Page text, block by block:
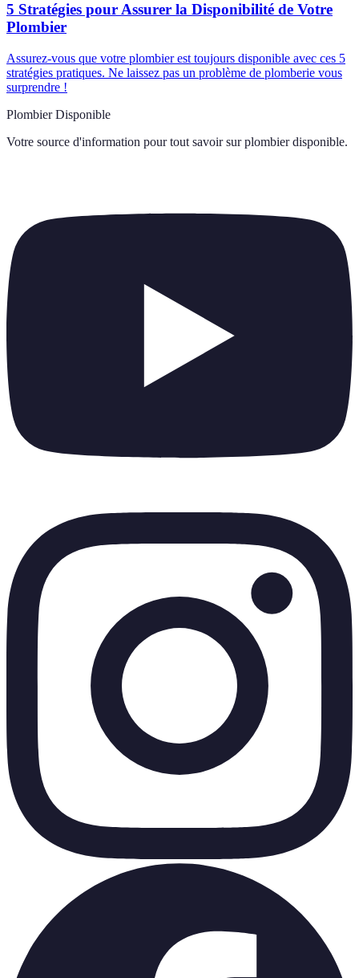
5 Stratégies pour Assurer la Disponibilité de Votre
Plombier
Assurez-vous que votre plombier est toujours disponible avec ces 5
stratégies pratiques. Ne laissez pas un problème de plomberie vous
surprendre !
Plombier Disponible
Votre source d'information pour tout savoir sur plombier disponible.